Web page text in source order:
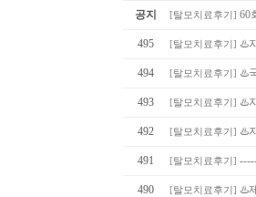
공지 [탈모치료후기 ] 60
495 [탈모치료후기 ] ♨️
494 [탈모치료후기 ] ♨️
493 [탈모치료후기 ] ♨️
492 [탈모치료후기 ] ♨️
491 [탈모치료후기 ]
490 [탈모치료후기 ] ♨️